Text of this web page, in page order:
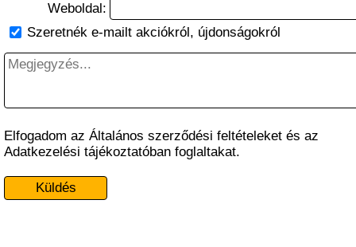
Weboldal:
Szeretnék e-mailt akciókról, újdonságokról
Elfogadom az Általános szerződési feltételeket és az
Adatkezelési tájékoztatóban foglaltakat.